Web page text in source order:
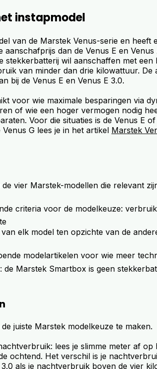
instapmodel
van de Marstek Venus-serie en heeft
aanschafprijs dan de Venus E en Venus
stekkerbatterij wil aanschaffen met een
van minder dan drie kilowattuur. De
bij de Venus E en Venus E 3.0.
voor wie maximale besparingen via
of wie een hoger vermogen nodig
Voor die situaties is de Venus E
G lees je in het artikel Marstek
vier Marstek-modellen die relevant
criteria voor de modelkeuze:
elk model ten opzichte van de
modelartikelen voor wie meer
de Marstek Smartbox is geen
juiste Marstek modelkeuze te maken.
lees je slimme meter af op
ochtend. Het verschil is je
3.0 als je nachtverbruik boven de vier